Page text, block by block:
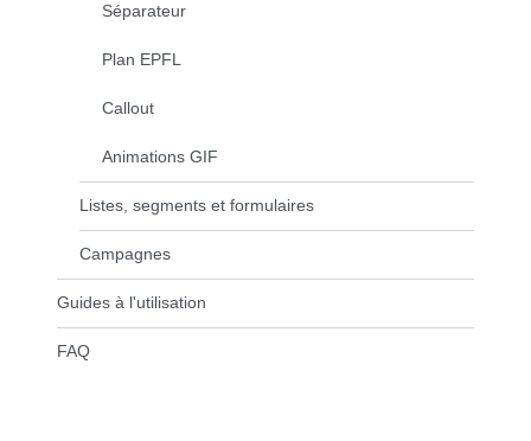
Séparateur
Plan EPFL
Callout
Animations GIF
Listes, segments et formulaires
Campagnes
Guides à l'utilisation
FAQ